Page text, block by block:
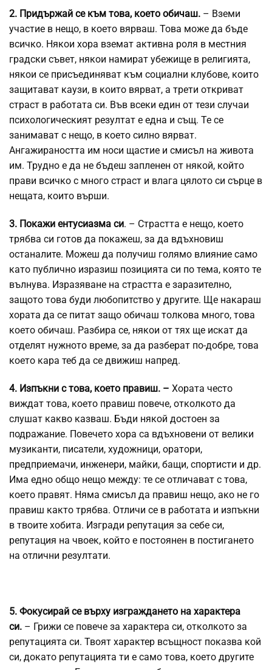
2. Придържай се към това, което обичаш. – Вземи
участие в нещо, в което вярваш. Това може да бъде
всичко. Някои хора вземат активна роля в местния
градски съвет, някои намират убежище в религията,
някои се присъединяват към социални клубове, които
защитават каузи, в които вярват, а трети откриват
страст в работата си. Във всеки един от тези случаи
психологическият резултат е една и същ. Те се
занимават с нещо, в което силно вярват.
Ангажираността им носи щастие и смисъл на живота
им. Трудно е да не бъдеш запленен от някой, който
прави всичко с много страст и влага цялото си сърце в
нещата, които върши.
3. Покажи ентусиазма си. – Страстта е нещо, което
трябва си готов да покажеш, за да вдъхновиш
останалите. Можеш да получиш голямо влияние само
като публично изразиш позицията си по тема, която те
вълнува. Изразяване на страстта е заразително,
защото това буди любопитство у другите. Ще накараш
хората да се питат защо обичаш толкова много, това
което обичаш. Разбира се, някои от тях ще искат да
отделят нужното време, за да разберат по-добре, това
което кара теб да се движиш напред.
4. Изпъкни с това, което правиш. – Хората често
виждат това, което правиш повече, отколкото да
слушат какво казваш. Бъди някой достоен за
подражание. Повечето хора са вдъхновени от велики
музиканти, писатели, художници, оратори,
предприемачи, инженери, майки, бащи, спортисти и др.
Има едно общо нещо между: те се отличават с това,
което правят. Няма смисъл да правиш нещо, ако не го
правиш както трябва. Отличи се в работата и изпъкни
в твоите хобита. Изгради репутация за себе си,
репутация на чвоек, който е постоянен в постигането
на отлични резултати.
5. Фокусирай се върху изграждането на характера
си. – Грижи се повече за характера си, отколкото за
репутацията си. Твоят характер всъщност показва кой
си, докато репутацията ти е само това, което другите